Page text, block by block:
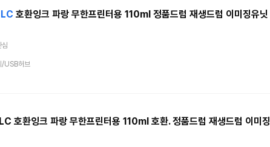
호환잉크 파랑 무한프린터용 110ml 정품드럼 재생드럼 이미징유닛
심
/USB허브
호환잉크 파랑 무한프린터용 110ml 호환. 정품드럼 재생드럼 이미징